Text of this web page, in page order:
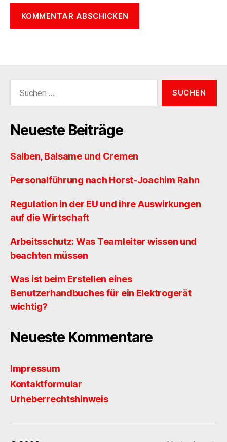
nach:
Neueste Beiträge
Salben, Balsame und Cremen
Personalführung nach Horst-Joachim Rahn
Regulation in der EU und ihre Auswirkungen
auf die Wirtschaft
Arbeitsschutz: Was Teamleiter wissen und
beachten müssen
Was ist beim Erstellen eines
Benutzerhandbuches für ein Elektrogerät
wichtig?
Neueste Kommentare
Impressum
Kontaktformular
Urheberrechtshinweis